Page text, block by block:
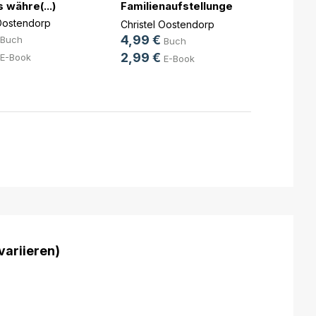
währe(...)
Buch
E-Book
Familienaufstellungen
u(...)
Christel Oostendorp
4,99 € Buch
2,99 € E-Book